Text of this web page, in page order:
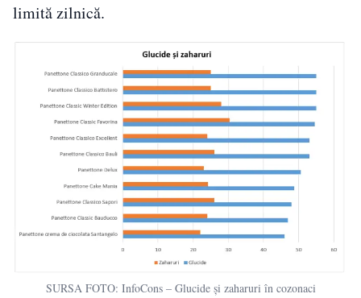
limită zilnică.
SURSA FOTO: InfoCons – Glucide și zaharuri în cozonaci